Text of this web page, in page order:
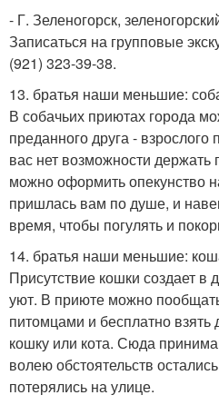
- Г. Зеленогорск,
Записаться на групповые
(921) 323-39-38.
13. братья наши меньшие:
В собачьих приютах города
преданного друга -
вас нет возможности держать
можно оформить опекунство
пришлась вам по душе, и
время, чтобы погулять и
14. братья наши меньшие:
Присутствие кошки создает
уют. В приюте можно
питомцами и бесплатно взять
кошку или кота. Сюда
волею обстоятельств
потерялись на улице.